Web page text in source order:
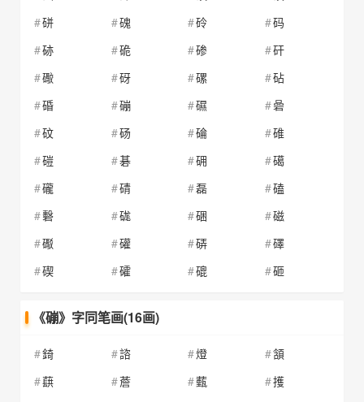
硑
磈 砱
码
硛
硊 碜
矸
礮
砑 磥
砧
碈
磞 礘
碞
砇
砀 碖
碓
磑
碁 砽
礍
礲
碃 磊
磕
礊
硥 硱
磁
礟
礶 硦
礋
碶
礭 磇 砸
《磞》字同笔画(16画)
錡 諮 燈
頷
蕻
薝 薽
擭